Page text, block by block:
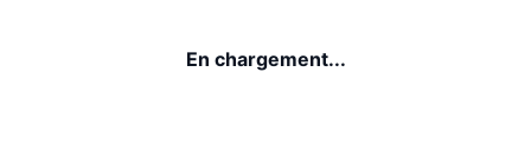
En chargement...